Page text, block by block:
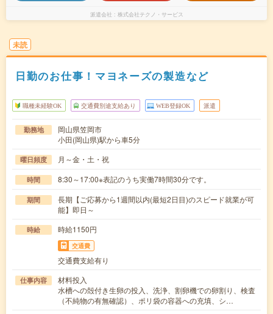
派遣会社 株式会社テクノ・サービス
未読
日勤のお仕事！マヨネーズの製造など
職種未経験OK 交通費別途支給あり WEB登録OK 派遣
勤務地
岡山県笠岡市
小田(岡山県)駅から車5分
曜日頻度 月～金・土・祝
時間 8:30～17:00※表記のうち実働7時間30分です。
期間
長期【ご応募から1週間以内(最短2日目)のスピード就業が可
能】即日～
時給 時給1150円
交通費
交通費支給有り
仕事内容
材料投入
水槽への殻付き生卵の投入、洗浄、割卵機での卵割り、検査
（不純物の有無確認）、ポリ袋の容器への充填、シ…